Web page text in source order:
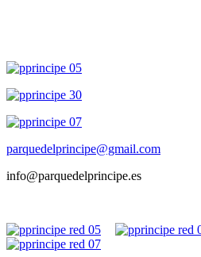
parquedelprincipe@gmail.com
info@parquedelprincipe.es